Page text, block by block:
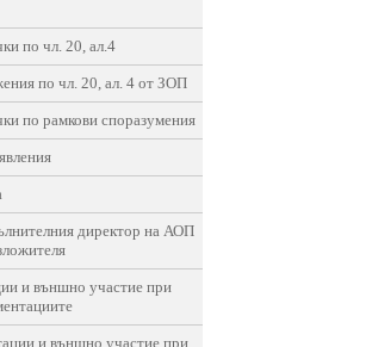
по чл. 20, ал.4
по чл. 20, ал. 4 от ЗОП
по рамкови споразумения
директор на АОП
и външно участие при
и външно участие при